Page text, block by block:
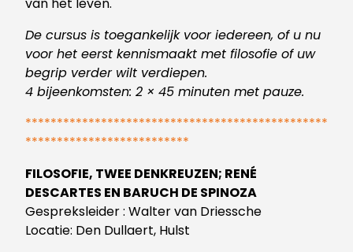
van het leven.
De cursus is toegankelijk voor iedereen, of u nu
voor het eerst kennismaakt met filosofie of uw
begrip verder wilt verdiepen.
4 bijeenkomsten: 2 × 45 minuten met pauze.
************************************************
**************************
FILOSOFIE, TWEE DENKREUZEN; RENÉ
DESCARTES EN BARUCH DE SPINOZA
Gespreksleider: Walter van Driessche
Locatie: Den Dullaert, Hulst